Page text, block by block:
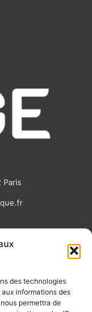
des technologies
informations des
permettra de
Paris